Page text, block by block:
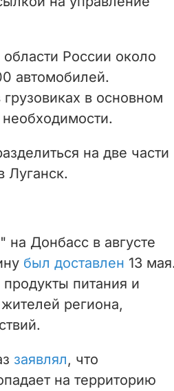
России около
автомобилей.
в основном
на две части
Луганск.
на Донбасс в августе
был доставлен 13
питания и
региона,
заявлял, что
на территорию